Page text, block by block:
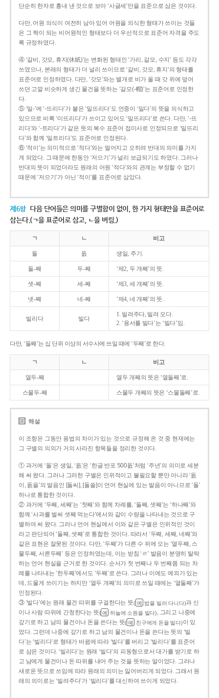
단순히 한자로 흉내 낸 것으로 보아 ‘사글세’만을 표준으로 삼은 것이다.
다만, 어원 의식이 여전히 남아 있어 어원을 의식한 형태가 쓰이는 것들
은 그 짝이 되는 비어원적인 형태보다 더 우선적으로 표준어 자격을 주도
록 규정하였다.
④ ‘갈비, 갓모, 휴지(休紙)’는 변화된 형태인 ‘가리, 갈모, 수지’ 등도 각각
쓰였으나, 본래의 형태가 더 널리 쓰이므로 ‘갈비, 갓모, 휴지’의 형태를
표준어로 인정하였다. 다만, ‘갓모’와는 별개로 비가 올 때 갓 위에 덮어
쓰던 고깔 비슷하게 생긴 물건을 뜻하는 ‘갈모(-帽)’는 표준어로 인정한
다.
⑤ ‘밀-’에 ‘-뜨리다’가 붙은 ‘밀뜨리다’도 언중이 ‘밀다’의 뜻을 의식하고
있으므로 비록 ‘미뜨리다’가 쓰이고 있어도 ‘밀뜨리다’로 쓴다. 다만, ‘-뜨
리다’와 ‘-트리다’가 같은 뜻의 복수 표준어 접미사로 인정되므로 ‘밀뜨리
다’와 함께 ‘밀트리다’도 표준어로 인정된다.
⑥ ‘적이’는 의미적으로 ‘적다’와는 멀어지고 오히려 반대의 의미를 가지
게 되었다. 그 때문에 한동안 ‘저으기’가 널리 보급되기도 하였다. 그러나
반대의 뜻이 되었더라도 원래의 어원 ‘적다’와의 관계는 부정할 수 없기
때문에 ‘저으기’가 아닌 ‘적이’를 표준어로 삼았다.
제6항 다음 단어들은 의미를 구별함이 없이, 한 가지 형태만을 표준어로
삼는다.(ㄱ을 표준어로 삼고, ㄴ을 버림.)
ㄱ ㄴ 비고
돌 돐 생일, 주기.
둘-째 두-째 ‘제2, 두 개째’의 뜻.
셋-째 세-째 ‘제3, 세 개째’의 뜻.
넷-째 네-째 ‘제4, 네 개째’의 뜻.
빌리다 빌다
1. 빌려주다, 빌려 오다.
2. ‘용서를 빌다’는 ‘빌다’임.
다만, ‘둘째’는 십 단위 이상의 서수사에 쓰일 때에 ‘두째’로 한다.
ㄱ ㄴ 비고
열두-째 열두 개째의 뜻은 ‘열둘째’로.
스물두-째 스물두 개째의 뜻은 ‘스물둘째’로.
해설
이 조항은 그동안 용법의 차이가 있는 것으로 규정해 온 것 중 현재에는
그 구별의 의의가 거의 사라진 항목들을 정리한 것이다.
① 과거에 ‘돌’은 생일, ‘돐’은 ‘한글 반포 500돐’처럼 ‘주년’의 의미로 세분
해 써 왔다. 그러나 그러한 구별은 인위적이고 불필요할 뿐만 아니라 ‘돐
이, 돐을’의 발음인 [돌씨], [돌쓸]이 언어 현실에 있는 발음이 아니므로 ‘돌’
하나로 통합한 것이다.
② 과거에 ‘두째, 세째’는 ‘첫째’와 함께 차례를, ‘둘째, 셋째’는 ‘하나째’와
함께 ‘사과를 벌써 셋째 먹는다’에서와 같이 수량을 나타내는 것으로 구
별하여 써 왔다. 그러나 언어 현실에서 이와 같은 구별은 인위적인 것이
라고 판단되어 ‘둘째, 셋째’로 통합한 것이다. 따라서 ‘두째, 세째, 네째’와
같은 표현은 잘못된 것이다. 다만, ‘두째’가 다른 수 뒤에 오는 ‘열두째, 스
물두째, 서른두째’ 등은 인정하였는데, 이는 받침 ‘ㄹ’ 발음이 분명히 탈락
하는 언어 현실을 근거로 한 것이다. 순서가 첫 번째나 두 번째쯤 되는 차
례를 나타내는 ‘한두째’에서도 ‘두째’로 쓴다. 그러나 이에도 예외가 있는
데, 드물게 쓰이기는 하지만 ‘열두 개째’의 의미로 쓰일 때에는 ‘열둘째’가
인정된다.
③ ‘빌다’에는 원래 물건 따위를 구걸한다는 뜻( 예 밥을 빌러 다니다)과 신
이나 사람 따위에 간청한다는 뜻( 예 하늘에 소원을 빌다), 그리고 나중에
갚기로 하고 남의 물건이나 돈을 쓴다는 뜻( 예 친구에게 돈을 빌다)이 있
었다. 그런데 나중에 갚기로 하고 남의 물건이나 돈을 쓴다는 뜻의 ‘빌
다’는 ‘빌리다’로 형태가 바뀜에 따라 ‘빌다’를 버리고 ‘빌리다’를 표준어
로 삼은 것이다. ‘빌리다’는 원래 ‘빌다’의 피동형으로서 대가를 받기로 하
고 남에게 물건이나 돈 따위를 내어 주는 것을 뜻하는 말이었다. 그러나
새로운 뜻으로 쓰임에 따라 원래의 의미는 잃어버리게 되었다. 그래서 원
래의 의미로는 ‘빌려주다’가 ‘빌리다’를 대신하여 쓰이게 되었다.